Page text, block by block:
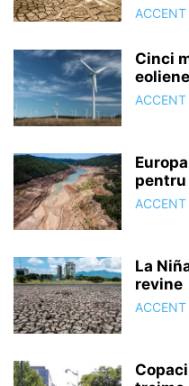
ACCENT
Cinci
eoliene
ACCENT
pentru
ACCENT
La
revine
ACCENT